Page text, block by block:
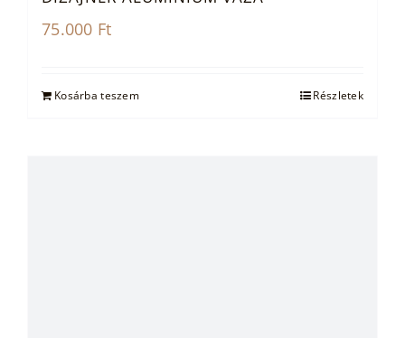
75.000 Ft
Kosárba teszem Részletek